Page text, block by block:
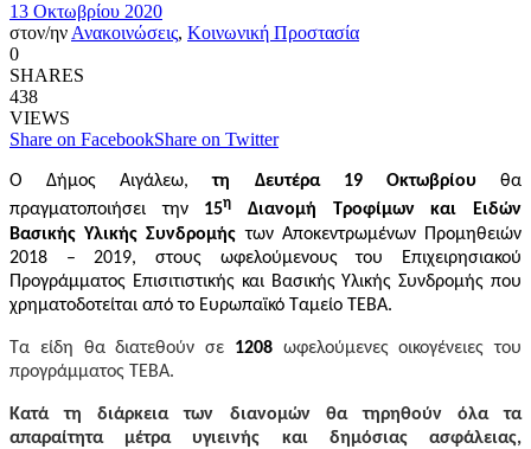
13 Οκτωβρίου 2020
στον/ηνΑνακοινώσεις, Κοινωνική Προστασία
0
SHARES
438
VIEWS
Share on FacebookShare on Twitter
Ο Δήμος Αιγάλεω,τη Δευτέρα 19 Οκτωβρίουθα
πραγματοποιήσει την 15η
Διανομή Τροφίμων και Ειδών
Βασικής Υλικής Συνδρομής των Αποκεντρωμένων Προμηθειών
2018 – 2019, στους ωφελούμενους του Επιχειρησιακού
Προγράμματος Επισιτιστικής και Βασικής Υλικής Συνδρομής που
χρηματοδοτείται από το Ευρωπαϊκό Ταμείο ΤΕΒΑ.
Τα είδη θα διατεθούν σε 1208 ωφελούμενες οικογένειες του
προγράμματος ΤΕΒΑ.
Κατά τη διάρκεια των διανομών θα τηρηθούν όλα τα
απαραίτητα μέτρα υγιεινής και δημόσιας ασφάλειας,